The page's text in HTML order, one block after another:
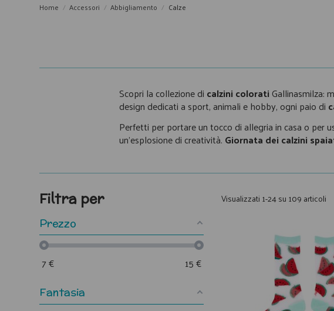
Home Accessori Abbigliamento Calze
Scopri la collezione di calzini coloratiGallinasmilza:
design dedicati a sport, animali e hobby, ogni paio di
Perfetti per portare un tocco di allegria in casa o per
un'esplosione di creatività. Giornata dei calzini
Visualizzati 1-24 su 109 articoli
Filtra per
Prezzo
7€ 15€
Fantasia